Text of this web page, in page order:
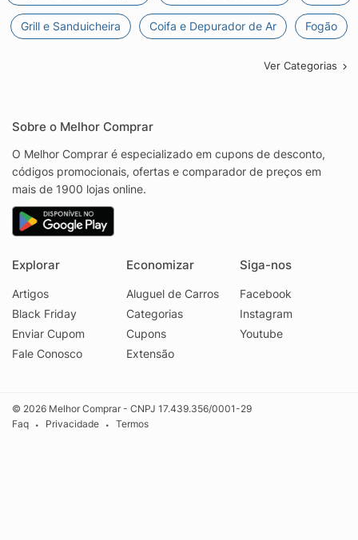
Grill e Sanduicheira Coifa e Depurador de Ar Fogão
Ver Categorias
Sobre o Melhor Comprar
O Melhor Comprar é especializado em cupons de desconto,
códigos promocionais, ofertas e comparador de preços em
mais de 1900 lojas online.
Explorar
Artigos
Black Friday
Enviar Cupom
Fale Conosco
Economizar
Aluguel de Carros
Categorias
Cupons
Extensão
Siga-nos
Facebook
Instagram
Youtube
© 2026 Melhor Comprar - CNPJ 17.439.356/0001-29
Faq
• Privacidade • Termos